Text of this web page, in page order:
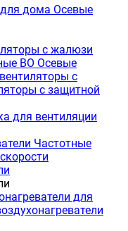
дома Осевые
с жалюзи
ВО Осевые
с
с защитной
для вентиляции
Частотные
для